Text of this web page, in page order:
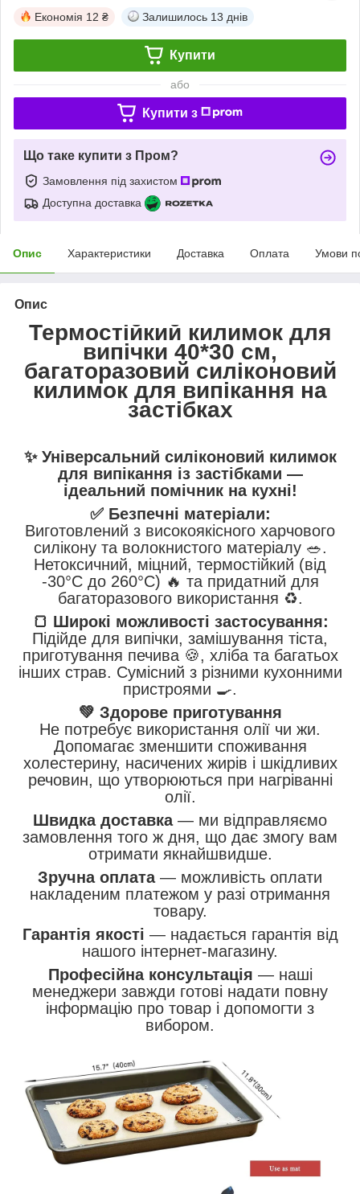
Економія 12 ₴ Залишилось 13 днів
Купити
або
Купити з
Що таке купити з Пром?
Замовлення під захистом
Доступна доставка
Опис Характеристики Доставка Оплата Умови
Опис
Термостійкий килимок для
випічки 40*30 см,
багаторазовий силіконовий
килимок для випікання на
застібках
✨ Універсальний силіконовий килимок
для випікання із застібками —
ідеальний помічник на кухні!
✅ Безпечні матеріали:
Виготовлений з високоякісного харчового
силікону та волокнистого матеріалу 🥗.
Нетоксичний, міцний, термостійкий (від
-30°C до 260°C) 🔥 та придатний для
багаторазового використання ♻️.
🍞 Широкі можливості застосування:
Підійде для випічки, замішування тіста,
приготування печива 🍪, хліба та багатьох
інших страв. Сумісний з різними кухонними
пристроями 🍳.
💚 Здорове приготування
Не потребує використання олії чи жи.
Допомагає зменшити споживання
холестерину, насичених жирів і шкідливих
речовин, що утворюються при нагріванні
олії.
Швидка доставка— ми відправляємо
замовлення того ж дня, що дає змогу вам
отримати якнайшвидше.
Зручна оплата— можливість оплати
накладеним платежом у разі отримання
товару.
Гарантія якості — надається гарантія від
нашого інтернет-магазину.
Професійна консультація — наші
менеджери завжди готові надати повну
інформацію про товар і допомогти з
вибором.